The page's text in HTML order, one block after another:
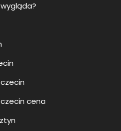
cena